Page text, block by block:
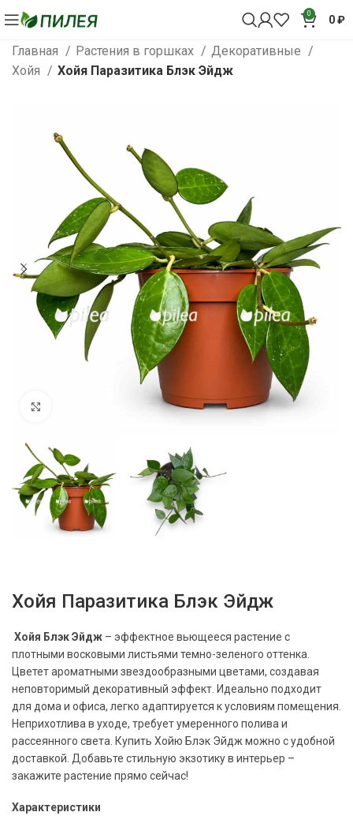
0 0₽
Главная Растения в горшках
Декоративные
Хойя
Хойя Паразитика Блэк Эйдж
Нажмите, чтобы увеличить
Хойя Паразитика Блэк Эйдж
Хойя Блэк Эйдж – эффектное вьющееся растение с
плотными восковыми листьями темно-зеленого оттенка.
Цветет ароматными звездообразными цветами, создавая
неповторимый декоративный эффект. Идеально подходит
для дома и офиса, легко адаптируется к условиям помещения.
Неприхотлива в уходе, требует умеренного полива и
рассеянного света. Купить Хойю Блэк Эйдж можно с удобной
доставкой. Добавьте стильную экзотику в интерьер –
закажите растение прямо сейчас!
Характеристики